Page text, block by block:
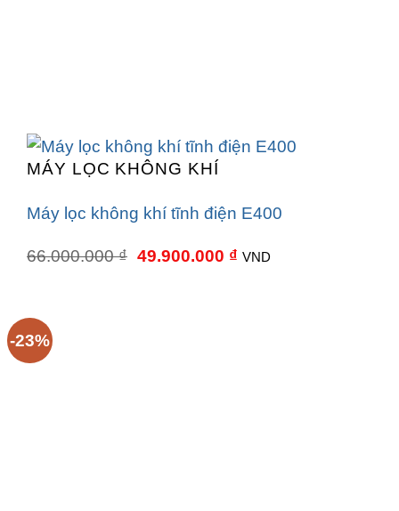
MÁY LỌC KHÔNG KHÍ
Máy lọc không khí tĩnh điện E400
66.000.000₫ Giá
49.900.000 ₫Giá
VND
-23%